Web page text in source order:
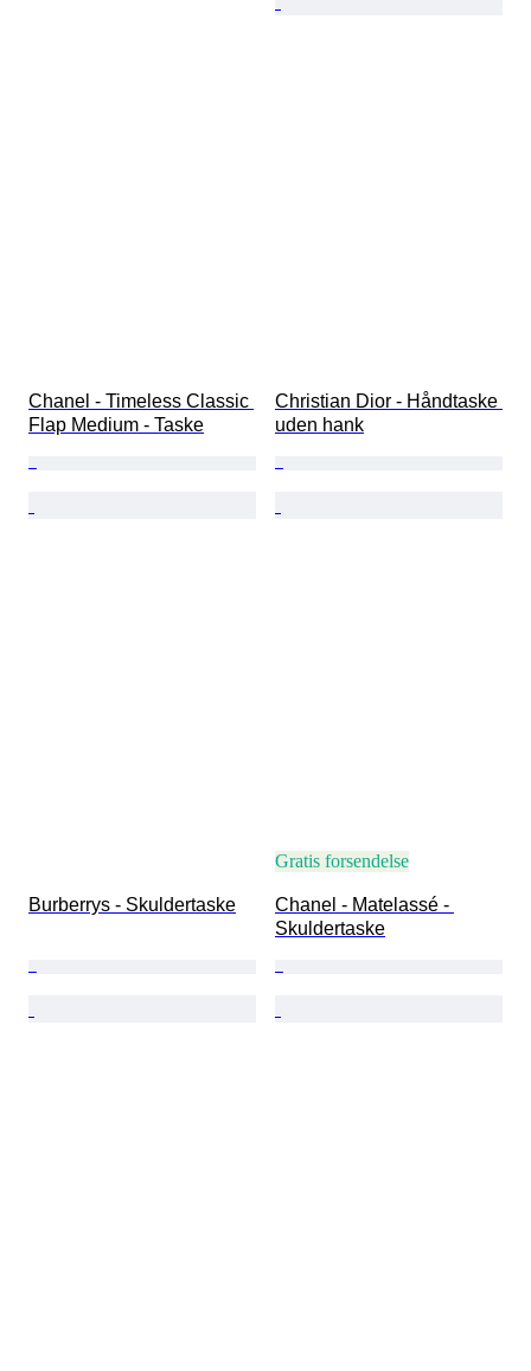
Chanel - Timeless Classic
Flap Medium - Taske
Christian Dior - Håndtaske
uden hank
Burberrys - Skuldertaske
Gratis forsendelse
Chanel - Matelassé -
Skuldertaske